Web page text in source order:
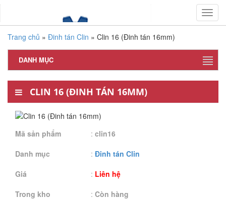
Trang chủ » Đinh tán Clin » Clin 16 (Đinh tán 16mm)
DANH MỤC
CLIN 16 (ĐINH TÁN 16MM)
Mã sản phẩm : clin16
Danh mục
: Đinh tán Clin
Giá
: Liên hệ
Trong kho
: Còn hàng